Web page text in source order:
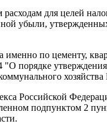
для целей
убыли,
именно по цементу,
"О порядке
Российской
подпунктом 2